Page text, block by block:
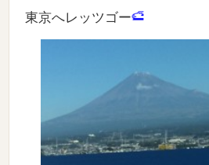
東京へレッツゴー